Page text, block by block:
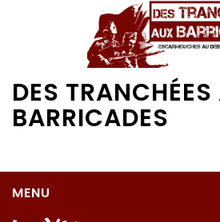
DES
BARRICADES
MENU